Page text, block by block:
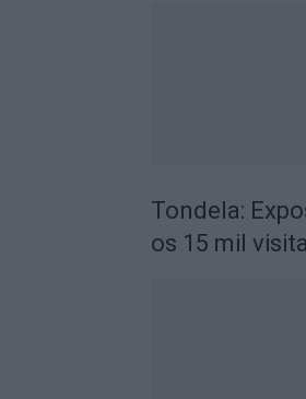
Tondela:
os 15 mil